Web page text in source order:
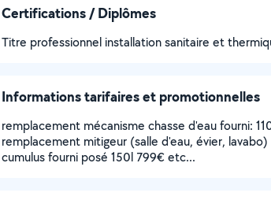
Certifications / Diplômes
Titre professionnel installation sanitaire et
Informations tarifaires et promotionnelles
remplacement mécanisme chasse d'eau fourni:
remplacement mitigeur (salle d'eau, évier,
cumulus fourni posé 150l 799€ etc...